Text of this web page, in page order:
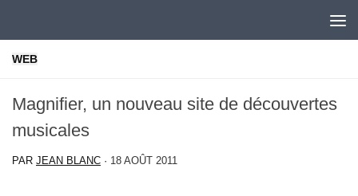
WEB
Magnifier, un nouveau site de découvertes
musicales
PAR JEAN BLANC · 18 AOÛT 2011